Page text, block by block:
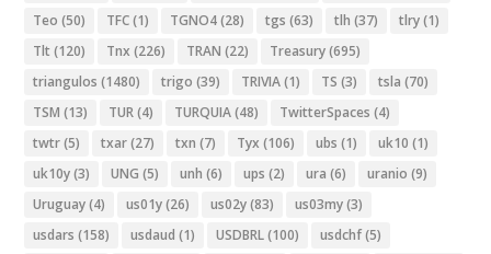
Teo (50) TFC(1) TGNO4(28) tgs (63) tlh (37) tlry(1)
Tlt (120) Tnx (226) TRAN (22) Treasury(695)
triangulos (1480) trigo (39) TRIVIA(1) TS (3) tsla (70)
TSM (13) TUR(4) TURQUIA(48) TwitterSpaces (4)
twtr(5) txar(27) txn (7) Tyx (106) ubs (1) uk10 (1)
uk10y(3) UNG (5) unh (6) ups (2) ura (6) uranio (9)
Uruguay(4) us01y(26) us02y(83) us03my(3)
usdars (158) usdaud (1) USDBRL(100) usdchf(5)